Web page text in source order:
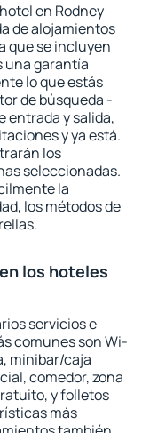
en Rodney
de alojamientos
que se incluyen
una garantía
lo que estás
de búsqueda -
entrada y salida,
y ya está.
los
seleccionadas.
la
los métodos de
los hoteles
servicios e
comunes son Wi-
minibar/caja
comedor, zona
y folletos
más